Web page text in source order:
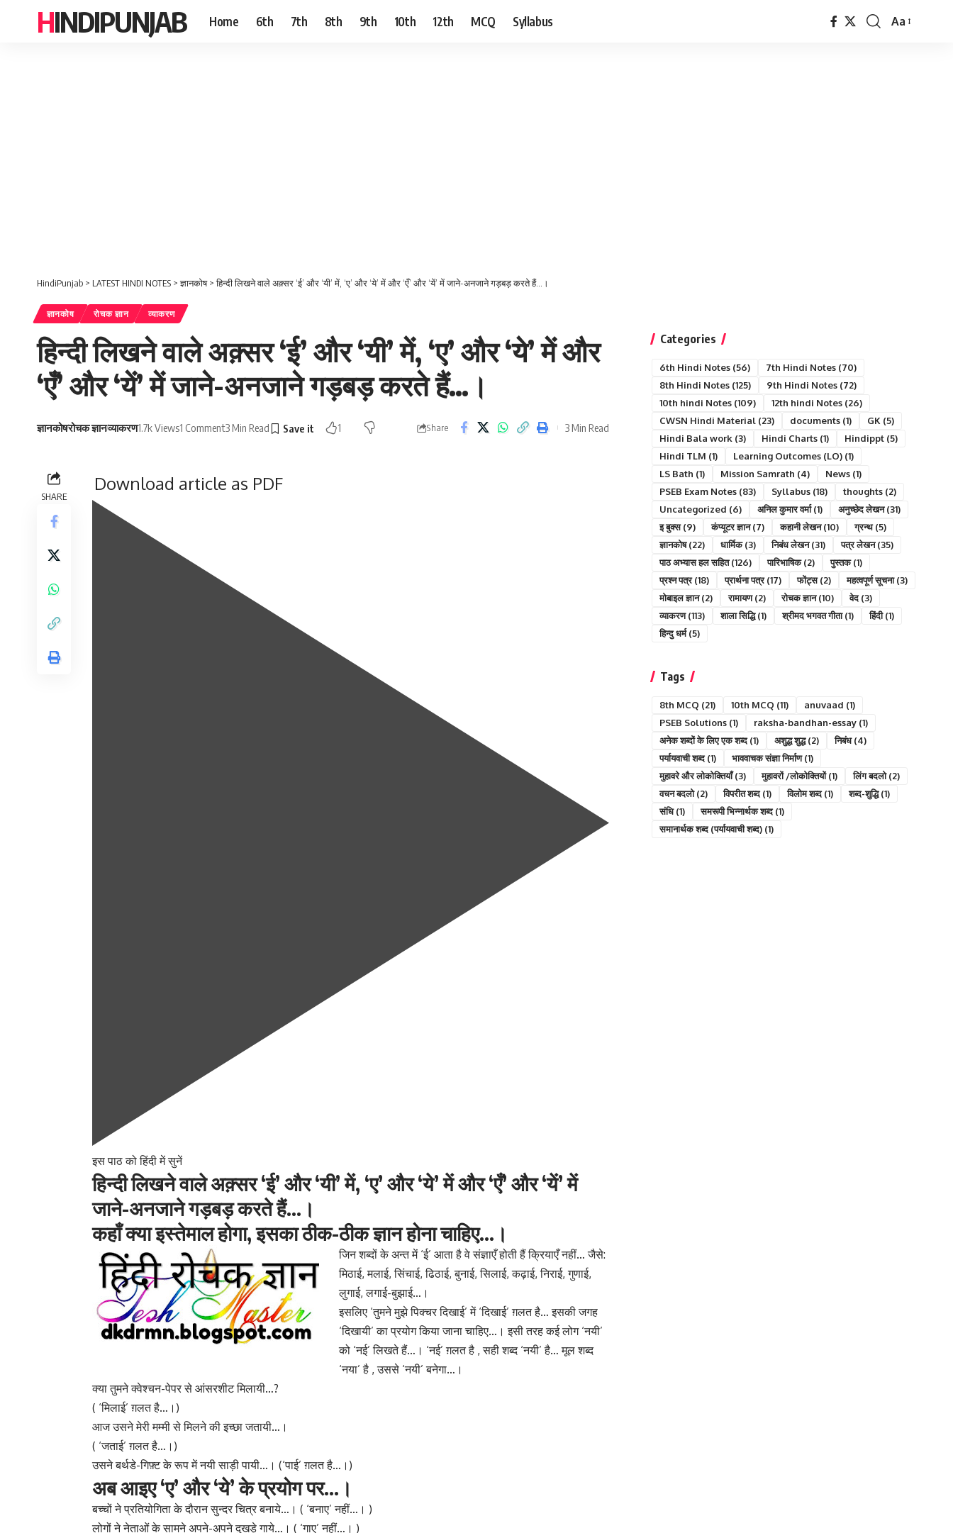
HINDIPUNJAB Home 6th 7th 8th 9th 10th 12th MCQ Syllabus
Font
Aa
HindiPunjab > LATEST HINDI NOTES >ज्ञानकोष>हिन्दी लिखने वाले अक़्सर ‘ई’ और ‘यी’ में, ‘ए’ और ‘ये’ में और ‘एँ’ और ‘यें’ में जाने-अनजाने गड़बड़ करते हैं…।
ज्ञानकोष रोचक ज्ञान व्याकरण
हिन्दी लिखने वाले अक़्सर ‘ई’ और ‘यी’ में, ‘ए’ और ‘ये’ में और
‘एँ’ और ‘यें’ में जाने-अनजाने गड़बड़ करते हैं…।
ज्ञानकोषरोचक ज्ञानव्याकरण1.7k Views1 Comment3 Min Read 1 Share 3 Min Read
SHARE
Download article as PDF
इस पाठ को हिंदी में सुनें
हिन्दी लिखने वाले अक़्सर ‘ई’ और ‘यी’ में, ‘ए’ और ‘ये’ में और ‘एँ’ और ‘यें’ में
जाने-अनजाने गड़बड़ करते हैं…।
कहाँ क्या इस्तेमाल होगा, इसका ठीक-ठीक ज्ञान होना चाहिए…।
जिन शब्दों के अन्त में ‘ई’ आता है वे संज्ञाएँ होती हैं क्रियाएँ नहीं… जैसे:
मिठाई, मलाई, सिंचाई, ढिठाई, बुनाई, सिलाई, कढ़ाई, निराई, गुणाई,
लुगाई, लगाई-बुझाई…।
इसलिए ‘तुमने मुझे पिक्चर दिखाई’ में ‘दिखाई’ ग़लत है… इसकी जगह
‘दिखायी’ का प्रयोग किया जाना चाहिए…। इसी तरह कई लोग ‘नयी’
को ‘नई’ लिखते हैं…। ‘नई’ ग़लत है , सही शब्द ‘नयी’ है… मूल शब्द
‘नया’ है , उससे ‘नयी’ बनेगा…।
क्या तुमने क्वेश्चन-पेपर से आंसरशीट मिलायी…?
( ‘मिलाई’ ग़लत है…।)
आज उसने मेरी मम्मी से मिलने की इच्छा जतायी…।
( ‘जताई’ ग़लत है…।)
उसने बर्थडे-गिफ़्ट के रूप में नयी साड़ी पायी…। (‘पाई’ ग़लत है…।)
अब आइए ‘ए’ और ‘ये’ के प्रयोग पर…।
बच्चों ने प्रतियोगिता के दौरान सुन्दर चित्र बनाये…। ( ‘बनाए’ नहीं…। )
लोगों ने नेताओं के सामने अपने-अपने दुखड़े गाये…। ( ‘गाए’ नहीं…। )
Categories
6th Hindi Notes(56) 7th Hindi Notes(70)
8th Hindi Notes(125) 9th Hindi Notes(72)
10th hindi Notes(109) 12th hindi Notes(26)
CWSN Hindi Material(23) documents(1) GK (5)
Hindi Bala work(3) Hindi Charts(1) Hindippt(5)
Hindi TLM (1) Learning Outcomes (LO)(1)
LS Bath (1) Mission Samrath (4) News(1)
PSEB Exam Notes(83) Syllabus(18) thoughts(2)
Uncategorized (6) अनिल कुमार वर्मा(1) अनुच्छेद लेखन(31)
इ बुक्स(9) कंप्यूटर ज्ञान(7) कहानी लेखन(10) ग्रन्थ(5)
ज्ञानकोष(22) धार्मिक(3) निबंध लेखन(31) पत्र लेखन(35)
पाठ अभ्यास हल सहित(126) पारिभाषिक(2) पुस्तक(1)
प्रश्न पत्र(18) प्रार्थना पत्र(17) फोंट्स(2) महत्वपूर्ण सूचना(3)
मोबाइल ज्ञान(2) रामायण(2) रोचक ज्ञान(10) वेद(3)
व्याकरण(113) शाला सिद्धि(1) श्रीमद भगवत गीता(1) हिंदी(1)
हिन्दु धर्म(5)
Tags
8th MCQ (21) 10th MCQ (11) anuvaad (1)
PSEB Solutions(1) raksha-bandhan-essay(1)
अनेक शब्दों के लिए एक शब्द(1) अशुद्ध शुद्ध(2) निबंध(4)
पर्यायवाची शब्द(1) भाववाचक संज्ञा निर्माण(1)
मुहावरे और लोकोक्तियाँ(3) मुहावरों /लोकोक्तियों(1) लिंग बदलो(2)
वचन बदलो(2) विपरीत शब्द(1) विलोम शब्द(1) शब्द-शुद्धि(1)
संधि(1) समरूपी भिन्नार्थक शब्द(1)
समानार्थक शब्द (पर्यायवाची शब्द)(1)